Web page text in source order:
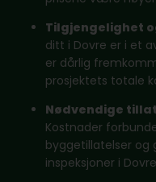
Tilgjengelighet
ditt i Dovre er i et
er dårlig
prosjektets totale
Nødvendige
Kostnader
byggetillatelser og
inspeksjoner i